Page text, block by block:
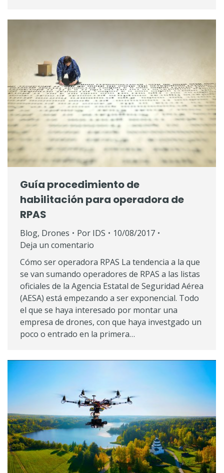
Guía procedimiento de
habilitación para operadora de
RPAS
Blog, Drones Por IDS
10/08/2017
Deja un comentario
Cómo ser operadora RPAS La tendencia a la que
se van sumando operadores de RPAS a las listas
oficiales de la Agencia Estatal de Seguridad Aérea
(AESA) está empezando a ser exponencial. Todo
el que se haya interesado por montar una
empresa de drones, con que haya investgado un
poco o entrado en la primera…